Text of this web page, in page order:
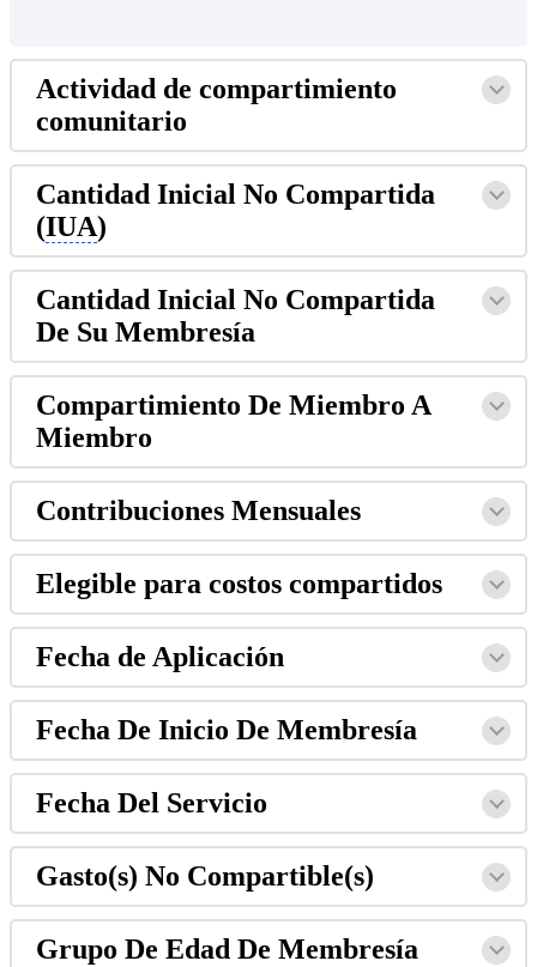
Actividad de compartimiento
comunitario
Cantidad Inicial No Compartida
(IUA)
Cantidad Inicial No Compartida
De Su Membresía
Compartimiento De Miembro A
Miembro
Contribuciones Mensuales
Elegible para costos compartidos
Fecha de Aplicación
Fecha De Inicio De Membresía
Fecha Del Servicio
Gasto(s) No Compartible(s)
Grupo De Edad De Membresía